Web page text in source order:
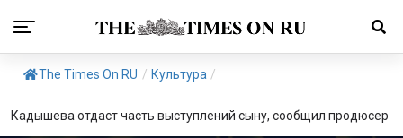
The Times On RU / Культура /
Кадышева отдаст часть выступлений сыну, сообщил продюсер